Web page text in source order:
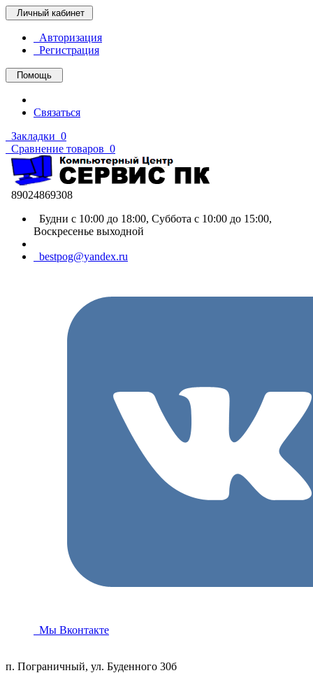
Личный кабинет
Авторизация
Регистрация
Помощь
Связаться
Закладки 0
Сравнение товаров 0
89024869308
Будни с 10:00 до 18:00, Суббота с 10:00 до 15:00,
Воскресенье выходной
bestpog@yandex.ru
Мы Вконтакте
п. Пограничный, ул. Буденного 30б